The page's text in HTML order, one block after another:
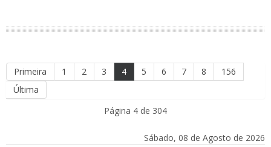
Primeira 1 2 3 4 5 6 7 8
156
Última
Página 4 de 304
Sábado, 08 de Agosto de 2026